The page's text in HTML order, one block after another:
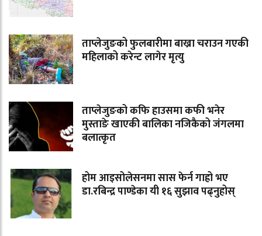
ताप्लेजुङको फुलबारीमा बाख्रा चराउन गएकी
महिलाको करेन्ट लागेर मृत्यु
ताप्लेजुङको कफि हाउसमा कफी भनेर
मुस्ताङे खाएकी बालिका नजिकैको जंगलमा
बलात्कृत
होम आइसोलेसनमा सास फेर्न गाह्रो भए
डा.रबिन्द्र पाण्डेका यी १६ सुझाव पढ्नुहोस्